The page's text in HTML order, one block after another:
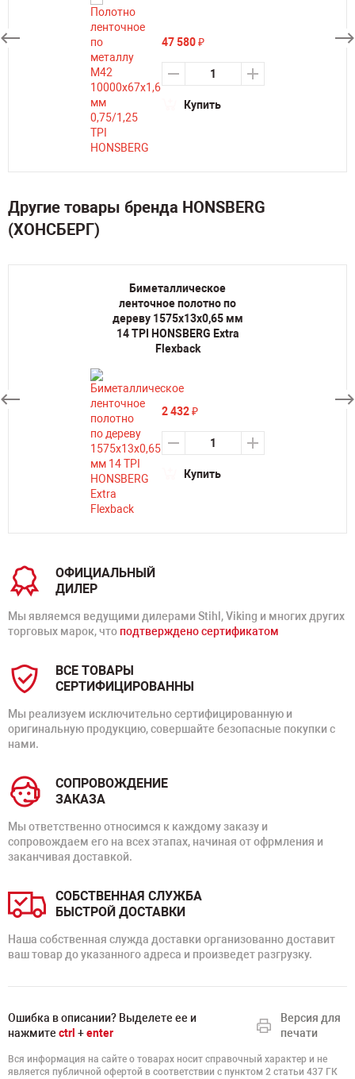
47 580₽
Купить
Другие товары бренда HONSBERG
(ХОНСБЕРГ)
Биметаллическое
ленточное полотно по
дереву 1575х13х0,65 мм
14 TPI HONSBERG Extra
Flexback
2 432₽
Купить
ОФИЦИАЛЬНЫЙ
ДИЛЕР
Мы являемся ведущими дилерами Stihl, Viking и многих других
торговых марок, что подтверждено сертификатом
ВСЕ ТОВАРЫ
СЕРТИФИЦИРОВАННЫ
Мы реализуем исключительно сертифицированную и
оригинальную продукцию, совершайте безопасные покупки с
нами.
СОПРОВОЖДЕНИЕ
ЗАКАЗА
Мы ответственно относимся к каждому заказу и
сопровождаем его на всех этапах, начиная от офрмления и
заканчивая доставкой.
СОБСТВЕННАЯ СЛУЖБА
БЫСТРОЙ ДОСТАВКИ
Наша собственная служда доставки организованно доставит
ваш товар до указанного адреса и произведет разгрузку.
Ошибка в описании? Выделете ее и
нажмите ctrl +enter
Версия для
печати
Вся информация на сайте о товарах носит справочный характер и не
является публичной офертой в соответствии с пунктом 2 статьи 437 ГК